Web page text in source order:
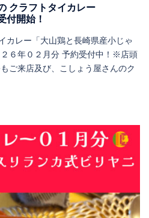
クラフトタイカレー
付開始！
カレー「大山鶏と長崎県産小じゃ
６年０２月分 予約受付中！※店頭
ご来店及び、こしょう屋さんのク